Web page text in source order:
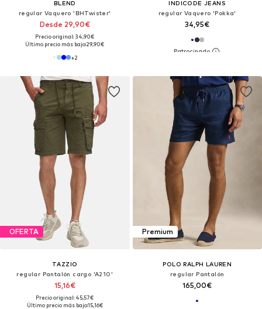
BLEND
regular Vaquero 'BHTwister'
Desde 29,90€
Precio original: 34,90€
Último precio más bajo:29,90€
+2
INDICODE JEANS
regular Vaquero 'Pokka'
34,95€
OFERTA
TAZZIO
regular Pantalón cargo 'A210'
15,16€
Precio original: 45,57€
Último precio más bajo:15,16€
Premium
POLO RALPH LAUREN
regular Pantalón
165,00€